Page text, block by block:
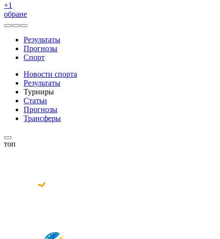
+1
обране
Результаты
Прогнозы
Спорт
Новости спорта
Результаты
Турниры
Статьи
Прогнозы
Трансферы
топ